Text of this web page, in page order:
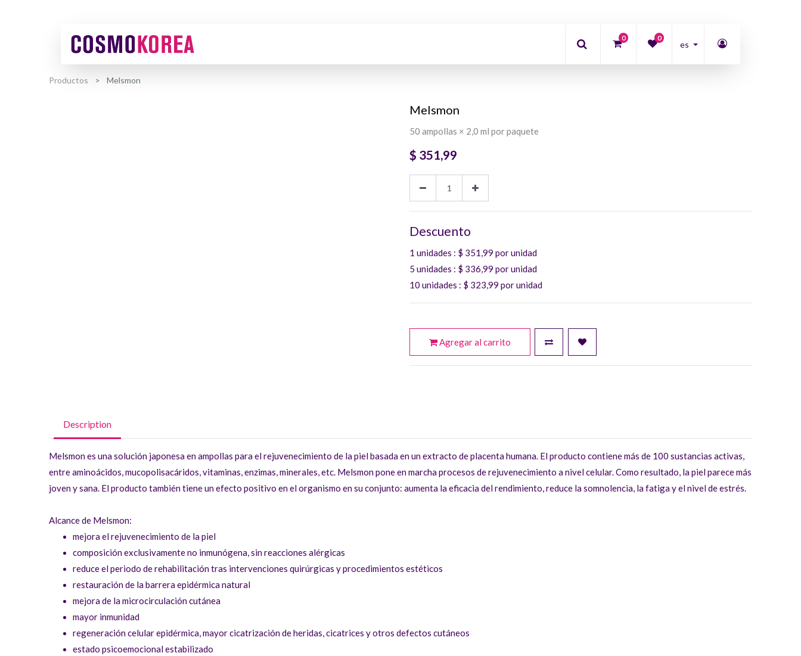
0 0
es
Productos Melsmon
Melsmon
50 ampollas × 2,0 ml por paquete
$ 351,99
Descuento
1 unidades : $ 351,99 por unidad
5 unidades : $ 336,99 por unidad
10 unidades : $ 323,99 por unidad
Agregar al carrito
Description
Melsmon es una solución japonesa en ampollas para el rejuvenecimiento de la piel basada en un extracto de placenta humana. El producto contiene más de 100 sustancias activas,
entre aminoácidos, mucopolisacáridos, vitaminas, enzimas, minerales, etc. Melsmon pone en marcha procesos de rejuvenecimiento a nivel celular. Como resultado, la piel parece más
joven y sana. El producto también tiene un efecto positivo en el organismo en su conjunto: aumenta la eficacia del rendimiento, reduce la somnolencia, la fatiga y el nivel de estrés.
Alcance de Melsmon:
mejora el rejuvenecimiento de la piel
composición exclusivamente no inmunógena, sin reacciones alérgicas
reduce el periodo de rehabilitación tras intervenciones quirúrgicas y procedimientos estéticos
restauración de la barrera epidérmica natural
mejora de la microcirculación cutánea
mayor inmunidad
regeneración celular epidérmica, mayor cicatrización de heridas, cicatrices y otros defectos cutáneos
estado psicoemocional estabilizado